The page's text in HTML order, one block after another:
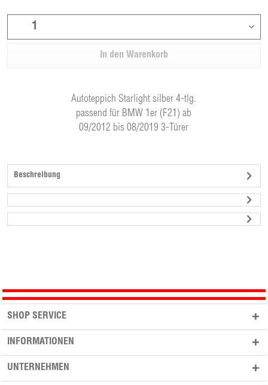
Autoteppich Starlight silber 4-tlg.
passend für BMW 1er (F21) ab
09/2012 bis 08/2019 3-Türer
In den Warenkorb
Beschreibung
SHOP SERVICE
INFORMATIONEN
UNTERNEHMEN